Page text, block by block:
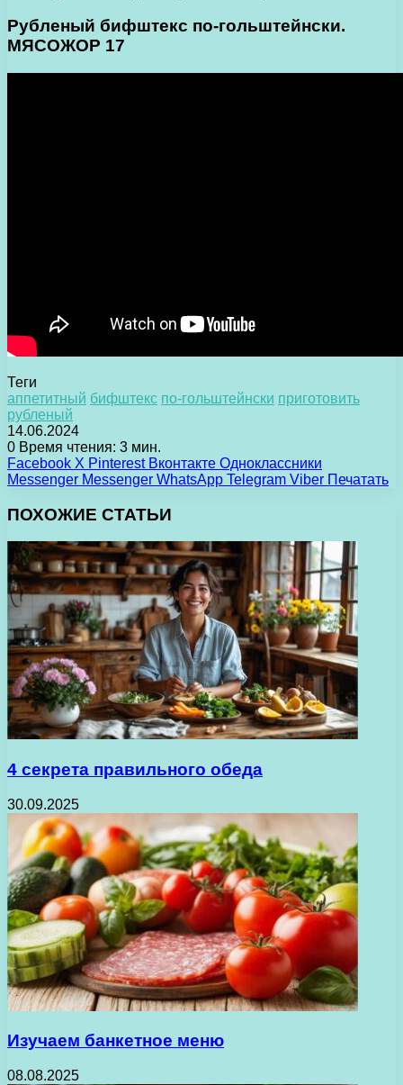
Рубленый бифштекс по-гольштейнски.
МЯСОЖОР 17
Теги
аппетитный бифштекс по-гольштейнски приготовить
рубленый
14.06.2024
0 Время чтения: 3 мин.
Facebook X Pinterest Вконтакте Одноклассники
Messenger Messenger WhatsApp Telegram Viber Печатать
ПОХОЖИЕ СТАТЬИ
4 секрета правильного обеда
30.09.2025
Изучаем банкетное меню
08.08.2025